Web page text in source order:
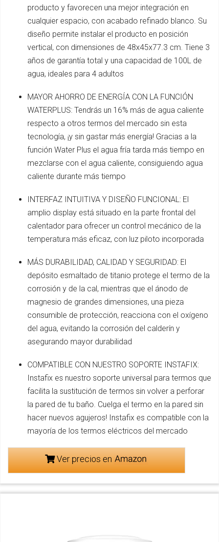
producto y favorecen una mejor integración en
cualquier espacio, con acabado refinado blanco. Su
diseño permite instalar el producto en posición
vertical, con dimensiones de 48x45x77.3 cm. Tiene 3
años de garantía total y una capacidad de 100L de
agua, ideales para 4 adultos
MAYOR AHORRO DE ENERGÍA CON LA FUNCIÓN
WATERPLUS: Tendrás un 16% más de agua caliente
respecto a otros termos del mercado sin esta
tecnología, ¡y sin gastar más energía! Gracias a la
función Water Plus el agua fría tarda más tiempo en
mezclarse con el agua caliente, consiguiendo agua
caliente durante más tiempo
INTERFAZ INTUITIVA Y DISEÑO FUNCIONAL: El
amplio display está situado en la parte frontal del
calentador para ofrecer un control mecánico de la
temperatura más eficaz, con luz piloto incorporada
MÁS DURABILIDAD, CALIDAD Y SEGURIDAD: El
depósito esmaltado de titanio protege el termo de la
corrosión y de la cal, mientras que el ánodo de
magnesio de grandes dimensiones, una pieza
consumible de protección, reacciona con el oxígeno
del agua, evitando la corrosión del calderín y
asegurando mayor durabilidad
COMPATIBLE CON NUESTRO SOPORTE INSTAFIX:
Instafix es nuestro soporte universal para termos que
facilita la sustitución de termos sin volver a perforar
la pared de tu baño. Cuelga el termo en la pared sin
hacer nuevos agujeros! Instafix es compatible con la
mayoría de los termos eléctricos del mercado
Ver precios en